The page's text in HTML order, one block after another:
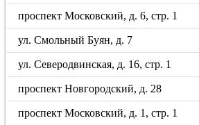
проспект Московский, д. 6, стр. 1
ул. Смольный Буян, д. 7
ул. Северодвинская, д. 16, стр. 1
проспект Новгородский, д. 28
проспект Московский, д. 1, стр. 1